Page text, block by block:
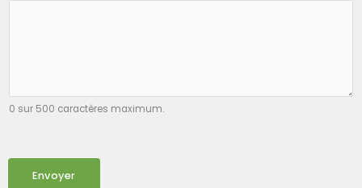
0 sur 500 caractères maximum.
Envoyer